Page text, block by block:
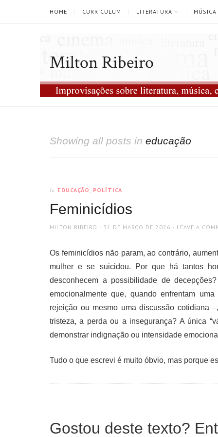
HOME CURRICULUM LITERATURA MÚSICA
Milton Ribeiro
Showing all posts in educação
In EDUCAÇÃO POLÍTICA
Feminicídios
AUTHOR
MILTON RIBEIRO
POSTED
31 DE MARÇO DE 2026 LEAVE A
Os feminicídios não param, ao contrário,
mulher e se suicidou. Por que há tantos
desconhecem a possibilidade de
emocionalmente que, quando enfrentam
rejeição ou mesmo uma discussão cotidiana
tristeza, a perda ou a insegurança? A única
demonstrar indignação ou intensidade
Tudo o que escrevi é muito óbvio, mas porque
Gostou deste texto?